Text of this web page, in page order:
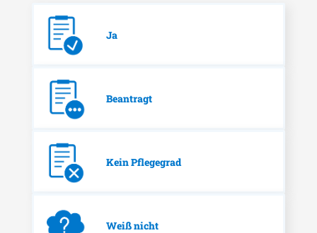
Ja
Beantragt
Kein Pflegegrad
Weiß nicht